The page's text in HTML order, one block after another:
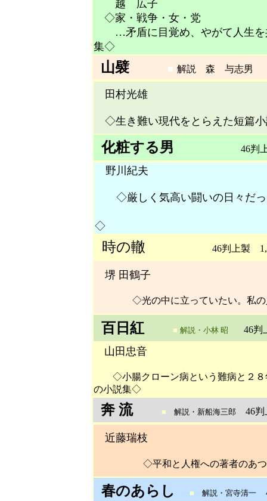
越 広子
◇家・戦争・女・党
…矛盾に目覚め、やがて人生を
集◇
山襞 ■ 解説 森 与志男
田村光雄
◇生き難い現代をとらえた短篇
化粧する男 46判上
野川紀夫
◇厳しく気高い闘いの日々だ
◇
時の轍 46判上製
堺 田鶴子
◇光の中に立っていたい。私の
百日紅 ■ 解説・ 小林 昭 46
山田忠音
◇小腸クローン病という難病と２８
の小説集◇
奔 流 ■ 解説・ 新船海三郎 46
近藤瑞枝
◇平和と人権への著者のあつい
春のあらし ■ 解説・宮寺清一